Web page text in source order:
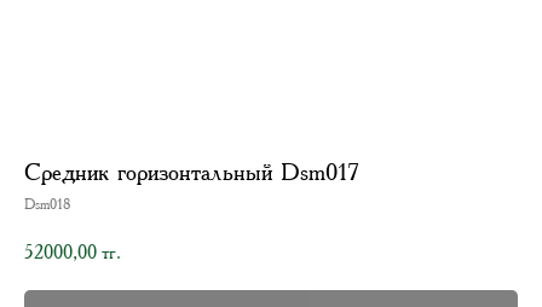
Средник горизонтальный Dsm017
Dsm018
52000,00 тг.